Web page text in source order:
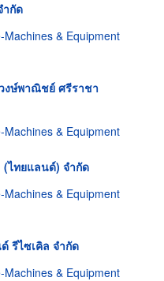
กัด
Machines & Equipment
งษ์พาณิชย์ ศรีราชา
Machines & Equipment
(ไทยแลนด์) จำกัด
Machines & Equipment
รีไซเคิล จำกัด
Machines & Equipment